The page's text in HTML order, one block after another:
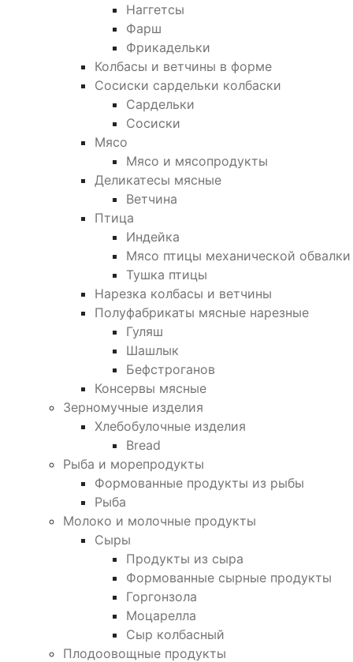
Наггетсы
Фарш
Фрикадельки
Колбасы и ветчины в форме
Сосиски сардельки колбаски
Сардельки
Сосиски
Мясо
Мясо и мясопродукты
Деликатесы мясные
Ветчина
Птица
Индейка
Мясо птицы механической обвалки
Тушка птицы
Нарезка колбасы и ветчины
Полуфабрикаты мясные нарезные
Гуляш
Шашлык
Бефстроганов
Консервы мясные
Зерномучные изделия
Хлебобулочные изделия
Bread
Рыба и морепродукты
Формованные продукты из рыбы
Рыба
Молоко и молочные продукты
Сыры
Продукты из сыра
Формованные сырные продукты
Горгонзола
Моцарелла
Сыр колбасный
Плодоовощные продукты